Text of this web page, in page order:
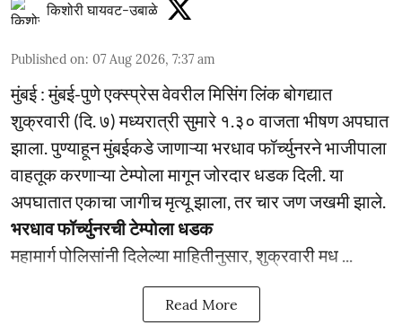
किशोरी घायवट-उबाळे
Published on: 07 Aug 2026, 7:37 am
मुंबई : मुंबई-पुणे एक्स्प्रेस वेवरील मिसिंग लिंक बोगद्यात
शुक्रवारी (दि. ७) मध्यरात्री सुमारे १.३० वाजता भीषण अपघात
झाला. पुण्याहून मुंबईकडे जाणाऱ्या भरधाव फॉर्च्युनरने भाजीपाला
वाहतूक करणाऱ्या टेम्पोला मागून जोरदार धडक दिली. या
अपघातात एकाचा जागीच मृत्यू झाला, तर चार जण जखमी झाले.
भरधाव फॉर्च्युनरची टेम्पोला धडक
महामार्ग पोलिसांनी दिलेल्या माहितीनुसार, शुक्रवारी मध ...
Read More